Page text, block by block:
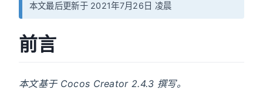
本文最后更新于 2021年7月26日 凌晨
前言
本文基于 Cocos Creator 2.4.3 撰写。